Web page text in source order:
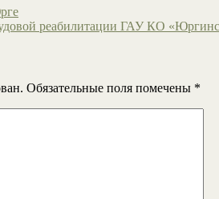
реабилитации ГАУ КО
Обязательные поля помечены *